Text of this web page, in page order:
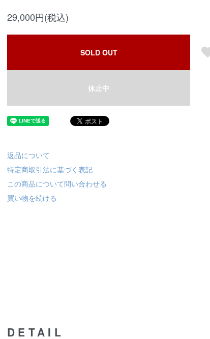
29,000円(税込)
SOLD OUT
休止中
返品について
特定商取引法に基づく表記
この商品について問い合わせる
買い物を続ける
DETAIL